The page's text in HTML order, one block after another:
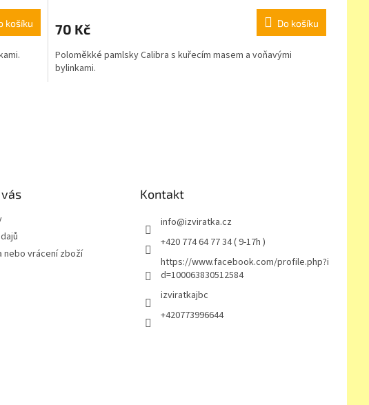
košíku 70 Kč Do košíku
Poloměkké pamlsky Calibra s kuřecím masem a voňavými
bylinkami.
nebo vrácení zboží
Kontakt
info@izviratka.cz
+420 774 64 77 34 ( 9-17h )
https://www.facebook.com/profile.php?i
d=100063830512584
izviratkajbc
+420773996644